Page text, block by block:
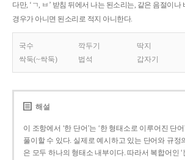
다만, ‘ㄱ, ㅂ’ 받침 뒤에서 나는 된소리는, 같은 음절이
경우가 아니면 된소리로 적지 아니한다.
국수 깍두기 딱지
싹둑(~싹둑)
법석 갑자기
해설
이 조항에서 ‘한 단어’는 ‘한 형태소로 이루어진 단
풀이할 수 있다. 실제로 예시하고 있는 단어와 규정
은 모두 하나의 형태소 내부이다. 따라서 복합어인